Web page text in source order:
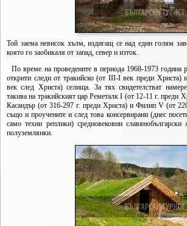
Той заема невисок хълм, издигащ се над един голям
която го заобикаля от запад, север и изток.
По време на проведените в периода 1968-1973 година
открити следи от тракийско (от III-I век преди Христа)
век след Христа) селища. За тях свидетелстват
такива на тракийският цар Реметалк I (от 12-11 г. преди
Касандър (от 316-297 г. преди Христа) и Филип V (от
също и проучените и след това консервирани (днес
само техни реплики) средновековни
полуземлянки.